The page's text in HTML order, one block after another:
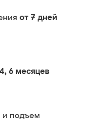
от 7 дней
6 месяцев
и подъем